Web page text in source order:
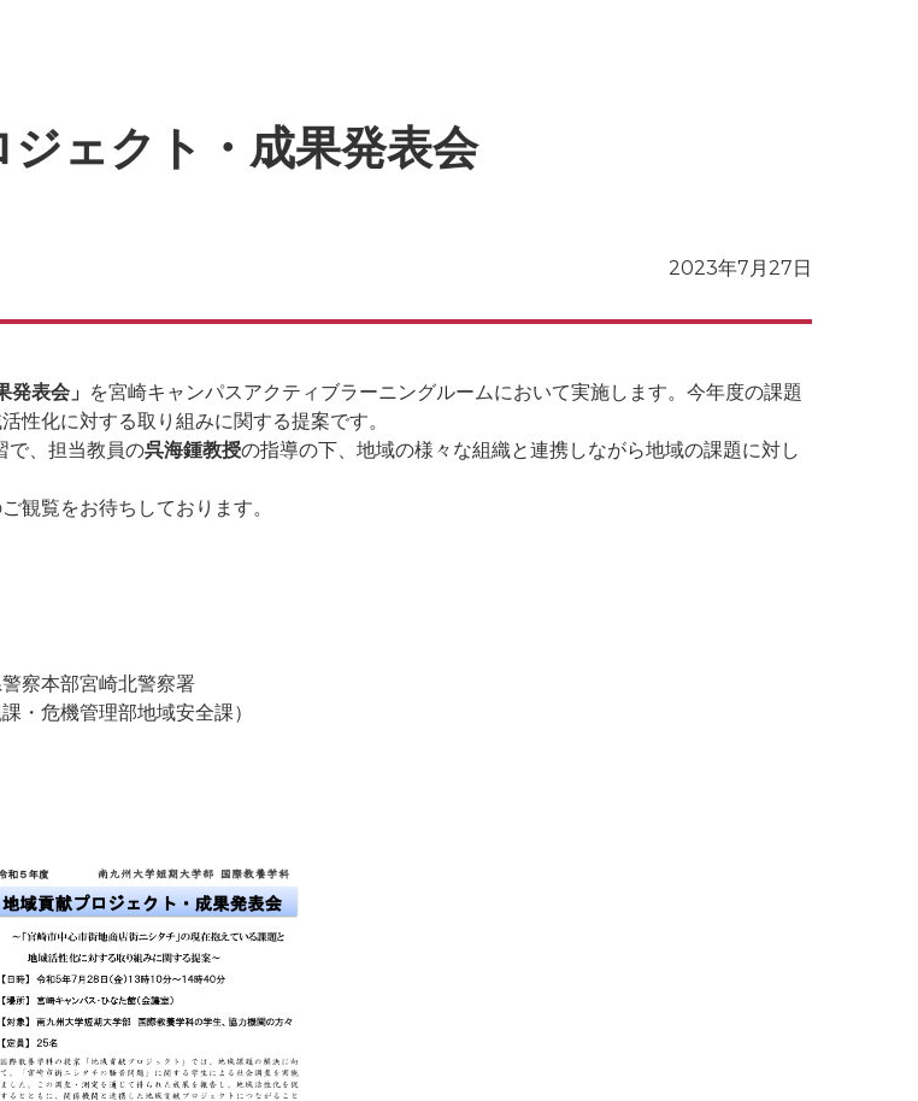
ェクト・成果発表会
2023年7月27日
発表会」 を宮崎キャンパスアクティブラーニングルームにおいて実施します。今年度の課題
性化に対する取り組みに関する提案です。
で、担当教員の呉海鍾教授の指導の下、地域の様々な組織と連携しながら地域の課題に対し
観覧をお待ちしております。
察本部宮崎北警察署
・危機管理部地域安全課）